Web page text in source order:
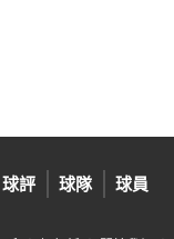
球評 球隊 球員